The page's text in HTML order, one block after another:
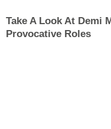
Take A Look At Demi
Provocative Roles